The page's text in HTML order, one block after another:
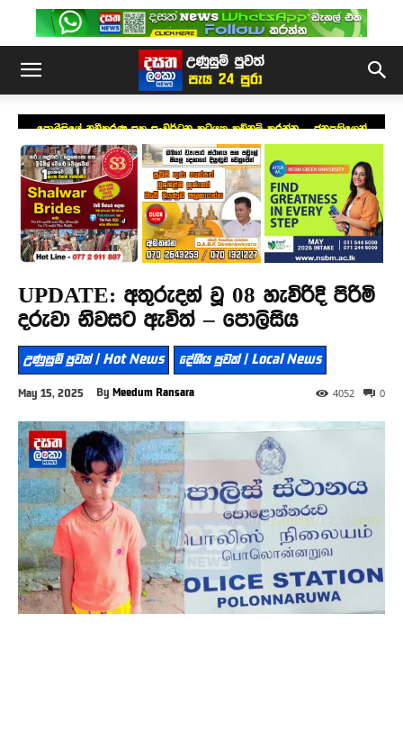
පොලීසියේ නවීකරණ සහ සංවර්ධන කටයුතු කඩිනම් කරන්න – ජනපතිගෙන්
උපදෙස්
UPDATE: අතුරුදන් වූ 08 හැවිරිදි පිරිමි
දරුවා නිවසට ඇවිත් – පොලිසිය
උණුසුම් පුවත් | Hot News දේශීය පුවත් | Local News
May 15, 2025 By Meedum Ransara 0
4052